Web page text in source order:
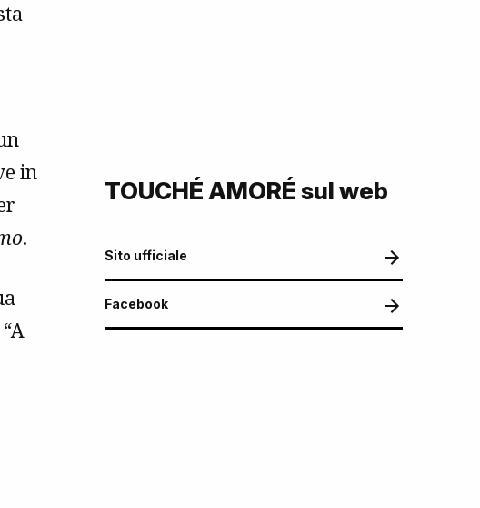
in
.
“A
TOUCHÉ AMORÉ sul web
Sito ufficiale
Facebook